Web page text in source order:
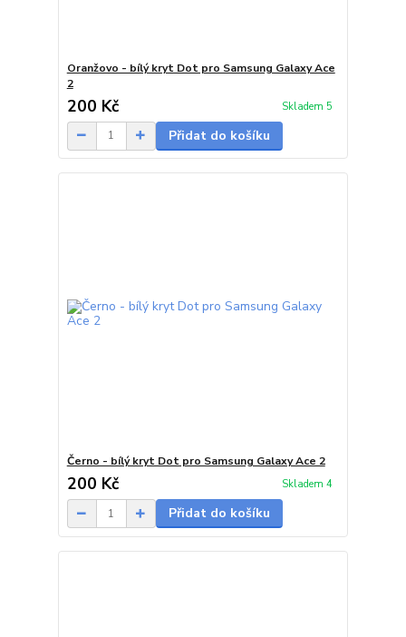
Oranžovo - bílý kryt Dot pro Samsung Galaxy Ace
2
200 Kč Skladem 5
Přidat do košíku
Černo - bílý kryt Dot pro Samsung Galaxy Ace 2
200 Kč Skladem 4
Přidat do košíku